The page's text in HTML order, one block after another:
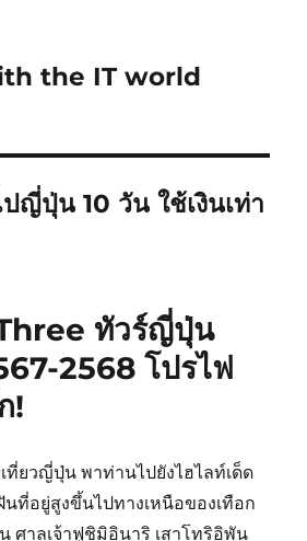
the IT world
ปญี่ปุ่น 10 วัน ใช้เงินเท่า
ทัวร์ญี่ปุ่น
2568 โปรไฟ
!
ที่ยวญี่ปุ่น พาท่านไปยังไฮไลท์เด็ด
ที่อยู่สูงขึ้นไปทางเหนือของเทือก
ศาลเจ้าฟูชิมิอินาริ เสาโทริอิพัน